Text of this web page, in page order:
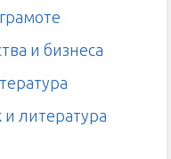
и бизнеса
и литература